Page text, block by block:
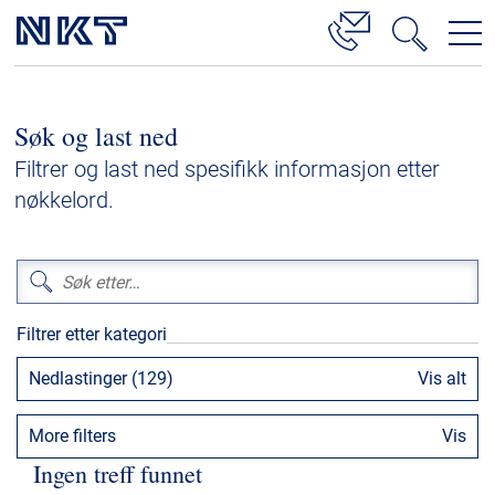
Høyspenningskabelløsninger
Kabelservice
Lavspenning
Høyspenningskabeltilbehør
Mellomspenningskabeltilbehør
Referanser
Nedlastinger
Søk og last ned
Filtrer og last ned spesifikk informasjon etter
nøkkelord.
Filtrer etter kategori
Nedlastinger (129) Vis alt
More filters Vis
Ingen treff funnet